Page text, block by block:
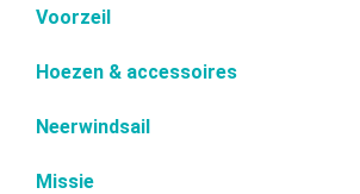
Voorzeil
Hoezen & accessoires
Neerwindsail
Missie